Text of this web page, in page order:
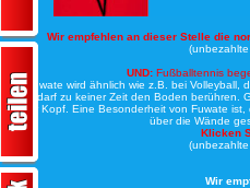
Wir empfehlen an dieser Stelle die
UND: Fußballtennis
Bei Fuwate wird ähnlich wie z.B. bei Volleyball,
Ball darf zu keiner Zeit den Boden berühren.
oder Kopf. Eine Besonderheit von Fuwate
über die Wände
Klicken
Wir